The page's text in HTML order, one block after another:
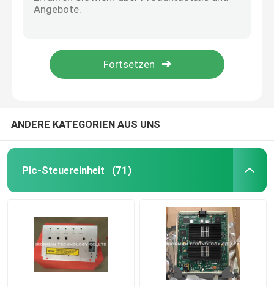
Modul Honeywells FSC
Honeywell-Batterie-Satz
Honeywell-Druckgeber
Allen Bradley PLC
ANDERE KATEGORIEN AUS UNS
Plc-Steuereinheit (71)